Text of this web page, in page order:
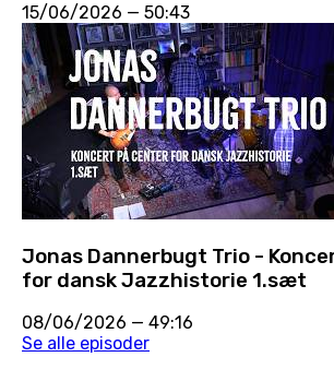
15/06/2026 — 50:43
Jonas Dannerbugt Trio -
for dansk Jazzhistorie 1.sæt
08/06/2026 — 49:16
Se alle episoder